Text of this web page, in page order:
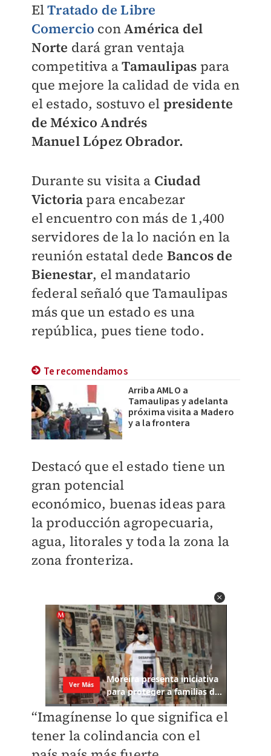
ElTratado de Libre
Comercio conAmérica del
Norte dará gran ventaja
competitiva aTamaulipas para
que mejore la calidad de vida en
el estado, sostuvo el presidente
de México Andrés
ManuelLópez Obrador.
Durante su visita a Ciudad
Victoria para encabezar
el encuentro con más de 1,400
servidores de la lo nación en la
reunión estatal dede Bancos de
Bienestar, el mandatario
federal señaló que Tamaulipas
más que un estado es una
república, pues tiene todo.
Te recomendamos
Arriba AMLO a
Tamaulipas y adelanta
próxima visita a Madero
y a la frontera
Destacó que el estado tieneun
gran potencial
económico, buenas ideas para
la producción agropecuaria,
agua, litorales y toda la zona la
zona fronteriza.
“Imagínense lo que significa el
tener la colindancia con el